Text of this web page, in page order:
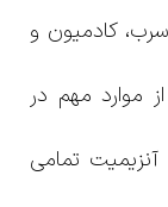
کادمیون و
موارد مهم در
تمامی